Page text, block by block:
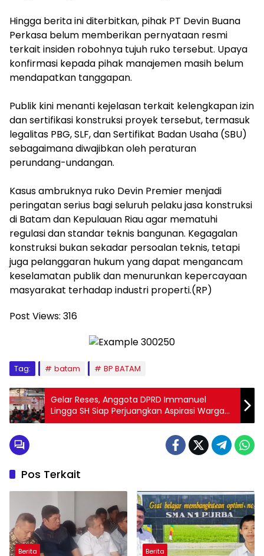
‎Hingga berita ini diterbitkan, pihak PT Devin Buana
Perkasa belum memberikan pernyataan resmi
terkait insiden robohnya tujuh ruko tersebut. Upaya
konfirmasi kepada pihak manajemen masih belum
mendapatkan tanggapan.
‎Publik kini menanti kejelasan terkait kelengkapan izin
dan sertifikasi konstruksi proyek tersebut, termasuk
legalitas PBG, SLF, dan Sertifikat Badan Usaha (SBU)
sebagaimana diwajibkan oleh peraturan
perundang-undangan.
‎Kasus ambruknya ruko Devin Premier menjadi
peringatan serius bagi seluruh pelaku jasa konstruksi
di Batam dan Kepulauan Riau agar mematuhi
regulasi dan standar teknis bangunan. Kegagalan
konstruksi bukan sekadar persoalan teknis, tetapi
juga pelanggaran hukum yang dapat mengancam
keselamatan publik dan menurunkan kepercayaan
masyarakat terhadap industri properti.(RP)
Post Views: 316
Tag: batam BP BATAM
Gelar Reses, Anggota DPRD Immanuel
Lingga SH Siap Perjuangkan Aspirasi Warga
Psiantar
Pos Terkait
Berita Berita